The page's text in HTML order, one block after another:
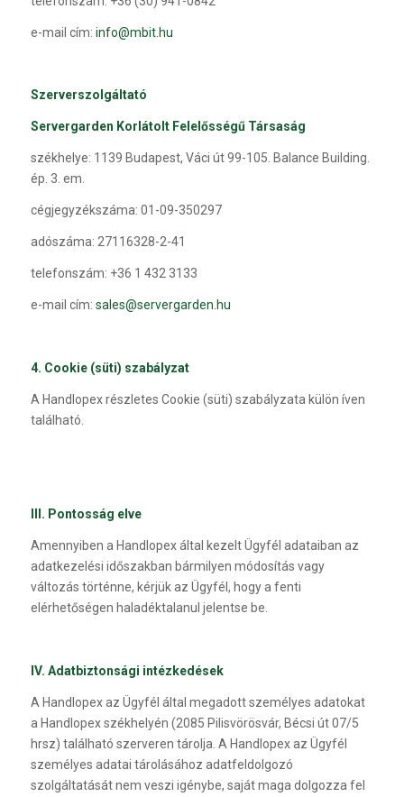
e-mail cím: info@mbit.hu
Szerverszolgáltató
Servergarden Korlátolt Felelősségű Társaság
székhelye: 1139 Budapest, Váci út 99-105. Balance Building.
ép. 3. em.
cégjegyzékszáma: 01-09-350297
adószáma: 27116328-2-41
telefonszám: +36 1 432 3133
e-mail cím: sales@servergarden.hu
4. Cookie (süti) szabályzat
A Handlopex részletes Cookie (süti) szabályzata külön íven
található.
III. Pontosság elve
Amennyiben a Handlopex által kezelt Ügyfél adataiban az
adatkezelési időszakban bármilyen módosítás vagy
változás történne, kérjük az Ügyfél, hogy a fenti
elérhetőségen haladéktalanul jelentse be.
IV. Adatbiztonsági intézkedések
A Handlopex az Ügyfél által megadott személyes adatokat
a Handlopex székhelyén (2085 Pilisvörösvár, Bécsi út 07/5
hrsz) található szerveren tárolja. A Handlopex az Ügyfél
személyes adatai tárolásához adatfeldolgozó
szolgáltatását nem veszi igénybe, saját maga dolgozza fel